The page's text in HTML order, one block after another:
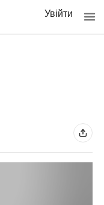
Увійти